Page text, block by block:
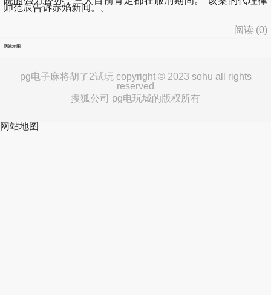
师范辰告诉赤焰新闻。。
阅读 (0)
网站地图
pg电子麻将胡了2试玩 copyright © 2023 sohu all rights
reserved
搜狐公司 pg电玩城的版权所有
网站地图